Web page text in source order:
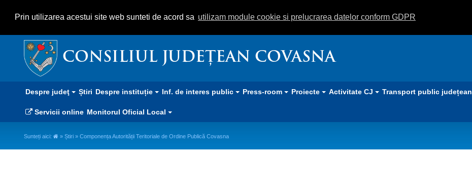
Prin utilizarea acestui site web sunteti de acord sa utilizam module cookie si prelucrarea datelor conform GDPR
CONSILIUL JUDEȚEAN COVASNA
Despre judeţ Știri Despre instituție Inf. de interes public Press-room Proiecte Activitate CJ Transport public județean
Servicii online Monitorul Oficial Local
Sunteți aici: » Știri » Componența Autorității Teritoriale de Ordine Publică Covasna